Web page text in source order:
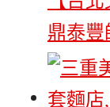
鼎泰豐